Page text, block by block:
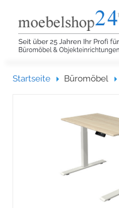
StartseiteStartseite
Büromöbel